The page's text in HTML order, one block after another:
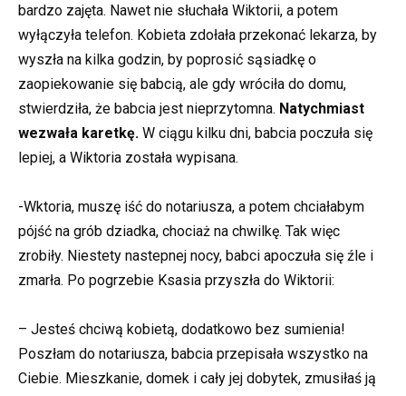
bardzo zajęta. Nawet nie słuchała Wiktorii, a potem
wyłączyła telefon. Kobieta zdołała przekonać lekarza, by
wyszła na kilka godzin, by poprosić sąsiadkę o
zaopiekowanie się babcią, ale gdy wróciła do domu,
stwierdziła, że babcia jest nieprzytomna. Natychmiast
wezwała karetkę. W ciągu kilku dni, babcia poczuła się
lepiej, a Wiktoria została wypisana.
-Wktoria, muszę iść do notariusza, a potem chciałabym
pójść na grób dziadka, chociaż na chwilkę. Tak więc
zrobiły. Niestety nastepnej nocy, babci apoczuła się źle i
zmarła. Po pogrzebie Ksasia przyszła do Wiktorii:
– Jesteś chciwą kobietą, dodatkowo bez sumienia!
Poszłam do notariusza, babcia przepisała wszystko na
Ciebie. Mieszkanie, domek i cały jej dobytek, zmusiłaś ją